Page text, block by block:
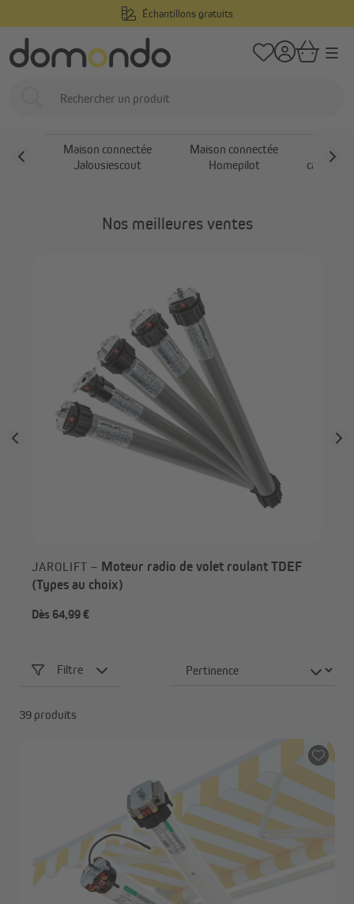
Échantillons gratuits
Maison connectée
Maison connectée
Jalousiescout
Maison connectée
Homepilot
capteurs
Nos meilleures ventes
JAROLIFT – Moteur radio de volet roulant TDEF
(Types au choix)
Dès 64,99 €
Filtre
39 produits